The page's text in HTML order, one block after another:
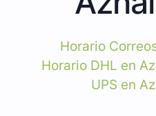
Horario
Horario DHL en
UPS en